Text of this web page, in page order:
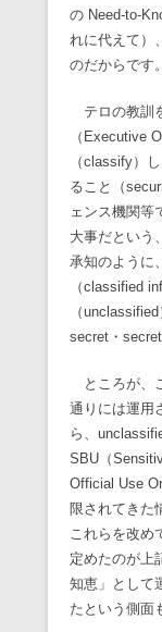
の Need-to-
れに代えて）
のだからです。
テロの教訓
（Executive
（classify）
ること（
ェンス機関等
大事だという
承知のように
（classified
（
secret・
ところが、
通りには運用
ら、
SBU（
Official Use
限されてきた
これらを改め
定めたのが上
知恵」として
たという側面